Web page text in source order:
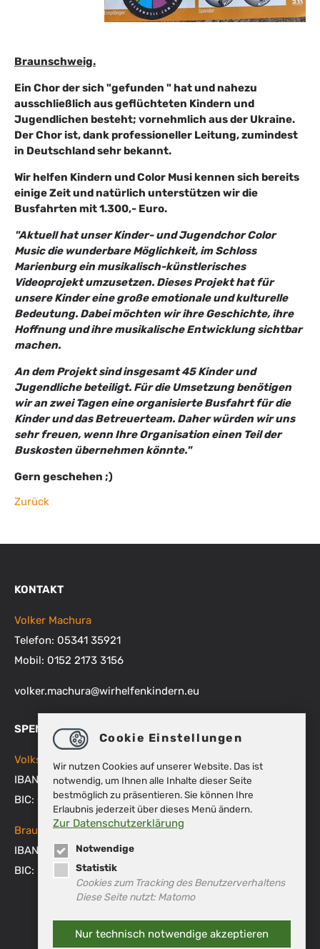
Braunschweig.
Ein Chor der sich "gefunden " hat und nahezu
ausschließlich aus geflüchteten Kindern und
Jugendlichen besteht; vornehmlich aus der Ukraine.
Der Chor ist, dank professioneller Leitung, zumindest
in Deutschland sehr bekannt.
Wir helfen Kindern und Color Musi kennen sich bereits
einige Zeit und natürlich unterstützen wir die
Busfahrten mit 1.300,- Euro.
"Aktuell hat unser Kinder- und Jugendchor Color
Music die wunderbare Möglichkeit, im Schloss
Marienburg ein musikalisch-künstlerisches
Videoprojekt umzusetzen. Dieses Projekt hat für
unsere Kinder eine große emotionale und kulturelle
Bedeutung. Dabei möchten wir ihre Geschichte, ihre
Hoffnung und ihre musikalische Entwicklung sichtbar
machen.
An dem Projekt sind insgesamt 45 Kinder und
Jugendliche beteiligt. Für die Umsetzung benötigen
wir an zwei Tagen eine organisierte Busfahrt für die
Kinder und das Betreuerteam. Daher würden wir uns
sehr freuen, wenn Ihre Organisation einen Teil der
Buskosten übernehmen könnte."
Gern geschehen ;)
Zurück
KONTAKT
Volker Machura
Telefon: 05341 35921
Mobil: 0152 2173 3156
volker.machura@wirhelfenkindern.eu
SPENDENKONTEN
Volksbank BRAWO
IBAN: DE48 2699 1066 1512 9270 00
BIC: GENODEF1WOB
Braunschweigische Landessparkasse
IBAN: DE53 2505 0000 0151 8007 45
BIC: NOLADE2HXXX
Cookie Einstellungen
Wir nutzen Cookies auf unserer Website. Das ist
notwendig, um Ihnen alle Inhalte dieser Seite
bestmöglich zu präsentieren. Sie können Ihre
Erlaubnis jederzeit über dieses Menü ändern.
Zur Datenschutzerklärung
Notwendige
Statistik
Cookies zum Tracking des Benutzerverhaltens
Diese Seite nutzt: Matomo
Nur technisch notwendige akzeptieren